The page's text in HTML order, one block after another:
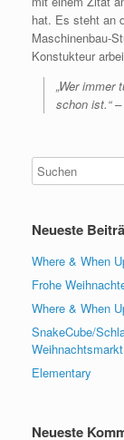
hat. Es steht an
Maschinenbau-
Konstukteur
„Wer
schon ist.“
Neueste
Where & When
Frohe
Where & When
SnakeCube/
Weihnachtsmarkt
Elementary
Neueste